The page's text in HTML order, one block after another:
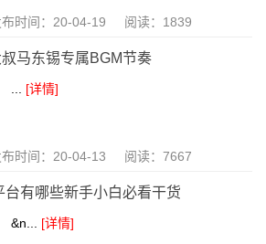
布时间：20-04-19 阅读：1839
马东锡专属BGM节奏
[详情]
布时间：20-04-13 阅读：7667
有哪些新手小白必看干货
[详情]